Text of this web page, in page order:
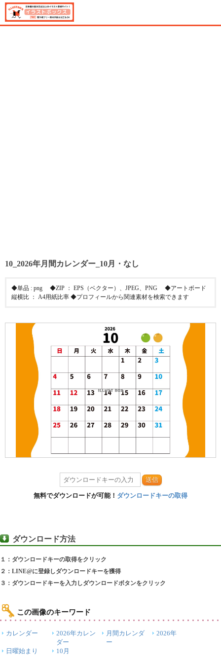
10_2026年月間カレンダー_10月・なし
◆単品 : png ◆ZIP ： EPS（ベクター）、JPEG、PNG ◆アートボード
縦横比 ： A4用紙比率 ◆プロフィールから関連素材を検索できます
送信
無料でダウンロードが可能！ ダウンロードキーの取得
ダウンロード方法
１：ダウンロードキーの取得をクリック
２：LINE@に登録しダウンロードキーを獲得
３：ダウンロードキーを入力しダウンロードボタンをクリック
この画像のキーワード
カレンダー
2026年カレン
ダー
月間カレンダ
ー
2026年
日曜始まり 10月